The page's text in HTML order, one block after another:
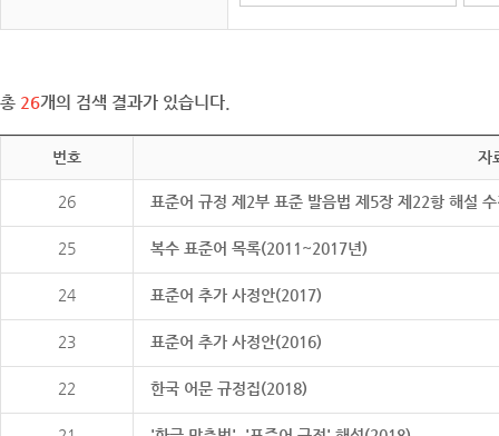
총 26개의 검색 결과가 있습니다.
번호 자
26 표준어 규정 제2부 표준 발음법 제5장 제22항 해설
25 복수 표준어 목록(2011~2017년)
24 표준어 추가 사정안(2017)
23 표준어 추가 사정안(2016)
22 한국 어문 규정집(2018)